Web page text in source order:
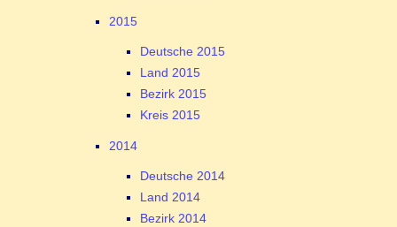
2015
Deutsche 2015
Land 2015
Bezirk 2015
Kreis 2015
2014
Deutsche 2014
Land 2014
Bezirk 2014